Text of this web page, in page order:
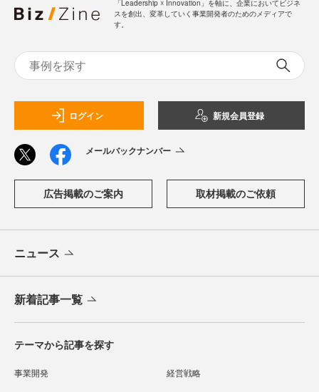
「Leadership ☓ Innovation」を軸に、企業においてビジネ
スを創出、変革していく事業開発者のためのメディアで
す。
ログイン 新規会員登録
メールバックナンバー
広告掲載のご案内 取材掲載のご依頼
ニュース
新着記事一覧
テーマから記事を探す
事業開発 経営戦略